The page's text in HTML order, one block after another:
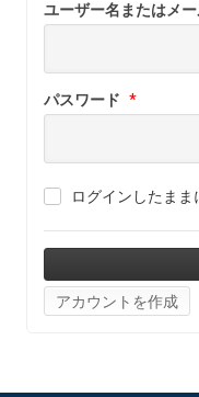
ユーザー名またはメ
パスワード *
ログインしたまま
アカウントを作成